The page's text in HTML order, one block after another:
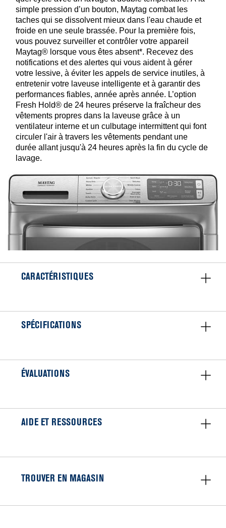
simple pression d’un bouton, Maytag combat les
taches qui se dissolvent mieux dans l'eau chaude et
froide en une seule brassée. Pour la première fois,
vous pouvez surveiller et contrôler votre appareil
Maytag® lorsque vous êtes absent*. Recevez des
notifications et des alertes qui vous aident à gérer
votre lessive, à éviter les appels de service inutiles, à
entretenir votre laveuse intelligente et à garantir des
performances fiables, année après année. L’option
Fresh Hold® de 24 heures préserve la fraîcheur des
vêtements propres dans la laveuse grâce à un
ventilateur interne et un culbutage intermittent qui font
circuler l'air à travers les vêtements pendant une
durée allant jusqu'à 24 heures après la fin du cycle de
lavage.
CARACTÉRISTIQUES
SPÉCIFICATIONS
ÉVALUATIONS
AIDE ET RESSOURCES
TROUVER EN MAGASIN